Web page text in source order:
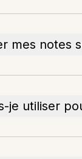
mes notes
je utiliser